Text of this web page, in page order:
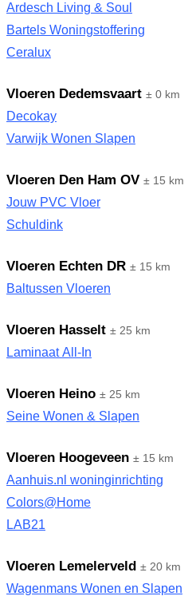
Ardesch Living & Soul
Bartels Woningstoffering
Ceralux
Vloeren Dedemsvaart ± 0 km
Decokay
Varwijk Wonen Slapen
Vloeren Den Ham OV ± 15 km
Jouw PVC Vloer
Schuldink
Vloeren Echten DR ± 15 km
Baltussen Vloeren
Vloeren Hasselt ± 25 km
Laminaat All-In
Vloeren Heino ± 25 km
Seine Wonen & Slapen
Vloeren Hoogeveen ± 15 km
Aanhuis.nl woninginrichting
Colors@Home
LAB21
Vloeren Lemelerveld ± 20 km
Wagenmans Wonen en Slapen